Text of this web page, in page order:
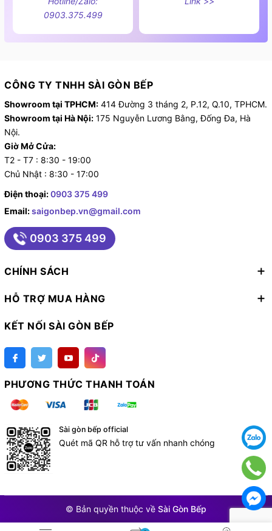
0903.375.499
CÔNG TY TNHH SÀI GÒN BẾP
Showroom tại TPHCM: 414 Đường 3 tháng 2, P.12, Q.10, TPHCM.
Showroom tại Hà Nội: 175 Nguyễn Lương Bằng, Đống Đa, Hà
Nội.
Giờ Mở Cửa:
T2 - T7 : 8:30 - 19:00
Chủ Nhật : 8:30 - 17:00
Điện thoại:0903 375 499
Email:saigonbep.vn@gmail.com
0903 375 499
CHÍNH SÁCH
HỖ TRỢ MUA HÀNG
KẾT NỐI SÀI GÒN BẾP
PHƯƠNG THỨC THANH TOÁN
Sài gòn bếp official
Quét mã QR hỗ trợ tư vấn nhanh chóng
© Bản quyền thuộc về Sài Gòn Bếp